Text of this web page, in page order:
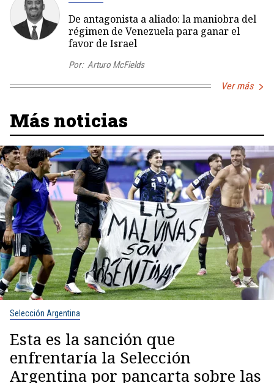
De antagonista a aliado: la maniobra del
régimen de Venezuela para ganar el
favor de Israel
Por: Arturo McFields
Ver más
Más noticias
Selección Argentina
Esta es la sanción que
enfrentaría la Selección
Argentina por pancarta sobre las